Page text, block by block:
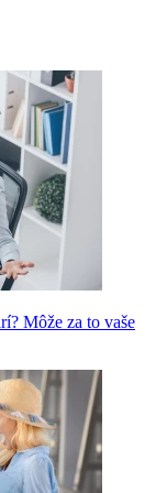
Môže za to vaše